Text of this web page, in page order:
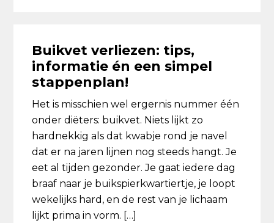
Buikvet verliezen: tips,
informatie én een simpel
stappenplan!
Het is misschien wel ergernis nummer één
onder diëters: buikvet. Niets lijkt zo
hardnekkig als dat kwabje rond je navel
dat er na jaren lijnen nog steeds hangt. Je
eet al tijden gezonder. Je gaat iedere dag
braaf naar je buikspierkwartiertje, je loopt
wekelijks hard, en de rest van je lichaam
lijkt prima in vorm. […]